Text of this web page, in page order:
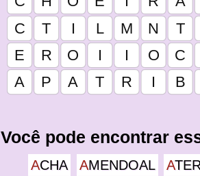
Você pode encontrar
ACHA AMENDOAL